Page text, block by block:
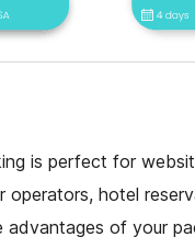
is perfect for
operators, hotel
advantages of your